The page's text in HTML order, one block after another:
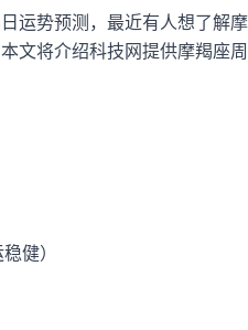
运势预测，最近有人想了解
文将介绍科技网提供摩羯座
健）